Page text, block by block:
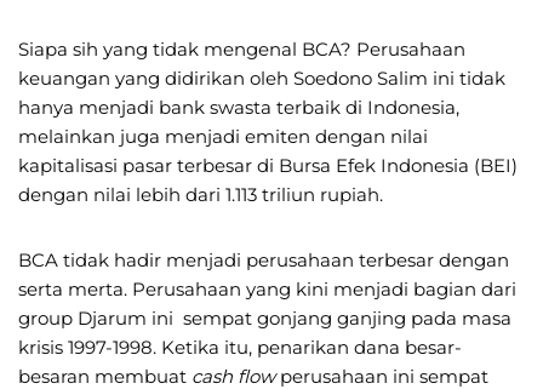
Siapa sih yang tidak mengenal BCA? Perusahaan
keuangan yang didirikan oleh Soedono Salim ini tidak
hanya menjadi bank swasta terbaik di Indonesia,
melainkan juga menjadi emiten dengan nilai
kapitalisasi pasar terbesar di Bursa Efek Indonesia (BEI)
dengan nilai lebih dari 1.113 triliun rupiah.
BCA tidak hadir menjadi perusahaan terbesar dengan
serta merta. Perusahaan yang kini menjadi bagian dari
group Djarum ini sempat gonjang ganjing pada masa
krisis 1997-1998. Ketika itu, penarikan dana besar-
besaran membuat cash flowperusahaan ini sempat